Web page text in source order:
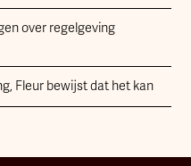
over regelgeving
Fleur bewijst dat het kan